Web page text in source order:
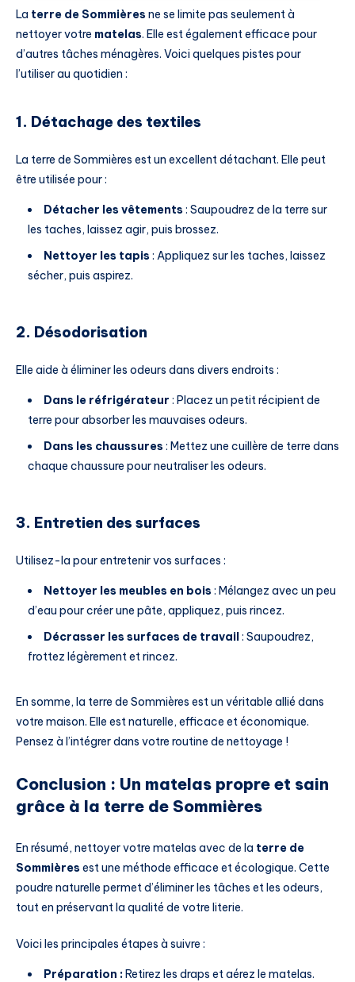
La terre de Sommières ne se limite pas seulement à
nettoyer votre matelas. Elle est également efficace pour
d’autres tâches ménagères. Voici quelques pistes pour
l’utiliser au quotidien :
1. Détachage des textiles
La terre de Sommières est un excellent détachant. Elle peut
être utilisée pour :
Détacher les vêtements : Saupoudrez de la terre sur
les taches, laissez agir, puis brossez.
Nettoyer les tapis : Appliquez sur les taches, laissez
sécher, puis aspirez.
2. Désodorisation
Elle aide à éliminer les odeurs dans divers endroits :
Dans le réfrigérateur : Placez un petit récipient de
terre pour absorber les mauvaises odeurs.
Dans les chaussures : Mettez une cuillère de terre dans
chaque chaussure pour neutraliser les odeurs.
3. Entretien des surfaces
Utilisez-la pour entretenir vos surfaces :
Nettoyer les meubles en bois : Mélangez avec un peu
d’eau pour créer une pâte, appliquez, puis rincez.
Décrasser les surfaces de travail: Saupoudrez,
frottez légèrement et rincez.
En somme, la terre de Sommières est un véritable allié dans
votre maison. Elle est naturelle, efficace et économique.
Pensez à l’intégrer dans votre routine de nettoyage !
Conclusion : Un matelas propre et sain
grâce à la terre de Sommières
En résumé, nettoyer votre matelas avec de la terre de
Sommières est une méthode efficace et écologique. Cette
poudre naturelle permet d’éliminer les tâches et les odeurs,
tout en préservant la qualité de votre literie.
Voici les principales étapes à suivre :
Préparation :Retirez les draps et aérez le matelas.